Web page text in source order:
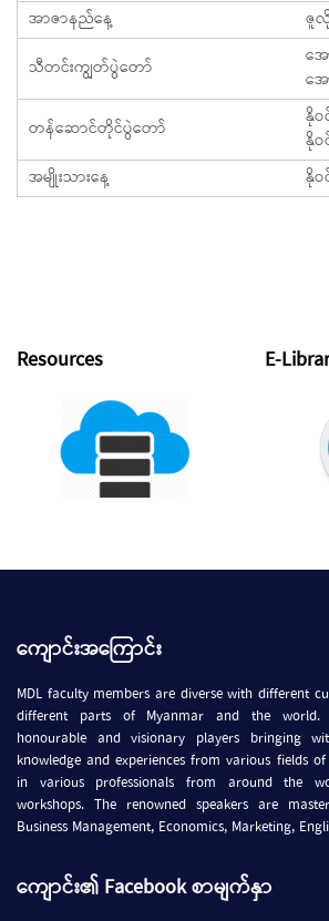
အာဇာနည်နေ့
ဇူ
သီတင်းကျွတ်ပွဲတော်
အ
အ
တန်ဆောင်တိုင်ပွဲတော်
နို
နို
အမျိုးသားနေ့
နို
Resources E-
ကျောင်းအကြောင်း
MDL faculty members are diverse with different
different parts of Myanmar and the world.
honourable and visionary players bringing
knowledge and experiences from various fields
in various professionals from around the
workshops. The renowned speakers are
Business Management, Economics, Marketing,
ကျောင်း၏ Facebook စာမျက်နှာ